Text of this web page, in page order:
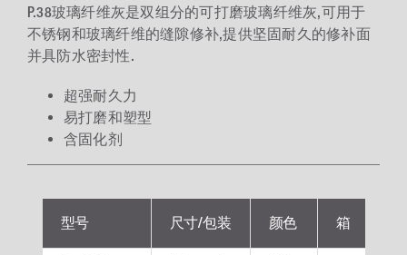
P.38玻璃纤维灰是双组分的可打磨玻璃纤维灰,可用于
不锈钢和玻璃纤维的缝隙修补,提供坚固耐久的修补面
并具防水密封性.
超强耐久力
易打磨和塑型
含固化剂
型号 尺寸/包装 颜色 箱